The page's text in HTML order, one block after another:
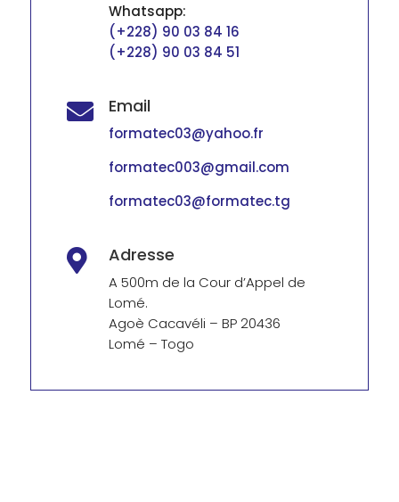
Whatsapp:
(+228) 90 03 84 16
(+228) 90 03 84 51
 Email
formatec03@yahoo.fr
formatec003@gmail.com
formatec03@formatec.tg
 Adresse
A 500m de la Cour d’Appel de
Lomé.
Agoè Cacavéli – BP 20436
Lomé – Togo